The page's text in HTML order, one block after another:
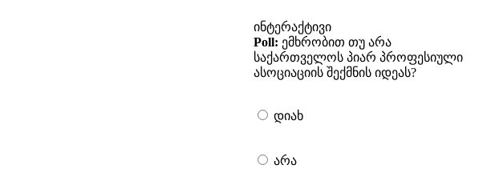
ინტერაქტივი
Poll: ემხრობით თუ არა
საქართველოს პიარ პროფესიული
ასოციაციის შექმნის იდეას?
დიახ
არა